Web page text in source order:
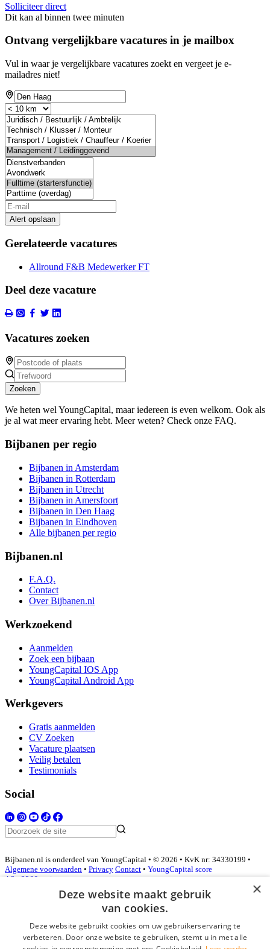
Solliciteer direct
Dit kan al binnen twee minuten
Ontvang vergelijkbare vacatures in je mailbox
Vul in waar je vergelijkbare vacatures zoekt en vergeet je e-
mailadres niet!
Alert opslaan
Gerelateerde vacatures
Allround F&B Medewerker FT
Deel deze vacature
Vacatures zoeken
Zoeken
We heten wel YoungCapital, maar iedereen is even welkom. Ook als
je al wat meer ervaring hebt. Meer weten? Check onze FAQ.
Bijbanen per regio
Bijbanen in Amsterdam
Bijbanen in Rotterdam
Bijbanen in Utrecht
Bijbanen in Amersfoort
Bijbanen in Den Haag
Bijbanen in Eindhoven
Alle bijbanen per regio
Bijbanen.nl
F.A.Q.
Contact
Over Bijbanen.nl
Werkzoekend
Aanmelden
Zoek een bijbaan
YoungCapital IOS App
YoungCapital Android App
Werkgevers
Gratis aanmelden
CV Zoeken
Vacature plaatsen
Veilig betalen
Testimonials
Social
Bijbanen.nl is onderdeel van YoungCapital • © 2026 • KvK nr: 34330199 •
Algemene voorwaarden • Privacy Contact • YoungCapital score
4.3 - 3366 reviews
Inloggen als bedrijf
*
×
Deze website maakt gebruik
van cookies.
Deze website gebruikt cookies om uw gebruikerservaring te
verbeteren. Door onze website te gebruiken, stemt u in met alle